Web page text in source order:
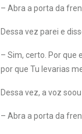
– Abra a porta da
Dessa vez parei e
– Sim, certo. Por que
por que Tu levarias
Dessa vez, a voz
– Abra a porta da